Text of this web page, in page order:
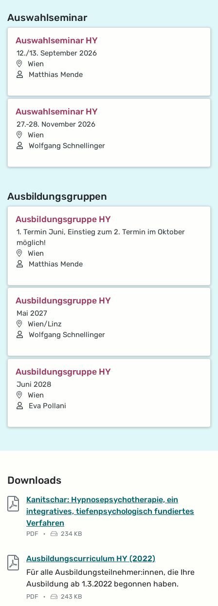
Auswahlseminar
Auswahlseminar HY
12./13. September 2026
Wien
Vortragende*r
Matthias Mende
Auswahlseminar HY
27.-28. November 2026
Wien
Vortragende*r
Wolfgang Schnellinger
Ausbildungsgruppen
Ausbildungsgruppe HY
1. Termin Juni, Einstieg zum 2. Termin im Oktober
möglich!
Wien
Vortragende*r
Matthias Mende
Ausbildungsgruppe HY
Mai 2027
Wien/Linz
Vortragende*r
Wolfgang Schnellinger
Ausbildungsgruppe HY
Juni 2028
Wien
Vortragende*r
Eva Pollani
Downloads
Kanitschar: Hypnosepsychotherapie, ein
integratives, tiefenpsychologisch fundiertes
Verfahren
Dateityp: PDF-Dokument
PDF · Dateigröße:
234 KB
Ausbildungscurriculum HY (2022)
Für alle Ausbildungsteilnehmer:innen, die Ihre
Ausbildung ab 1.3.2022 begonnen haben.
Dateityp: PDF-Dokument
PDF · Dateigröße:
243 KB